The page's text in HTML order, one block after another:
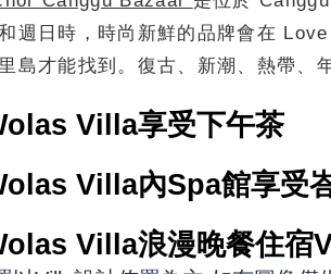
週日時，時尚新鮮的品牌會在
島才能找到。復古、新潮、熱帶、
Villa享受下午茶
Villa內Spa館享受
Villa浪漫晚餐住宿